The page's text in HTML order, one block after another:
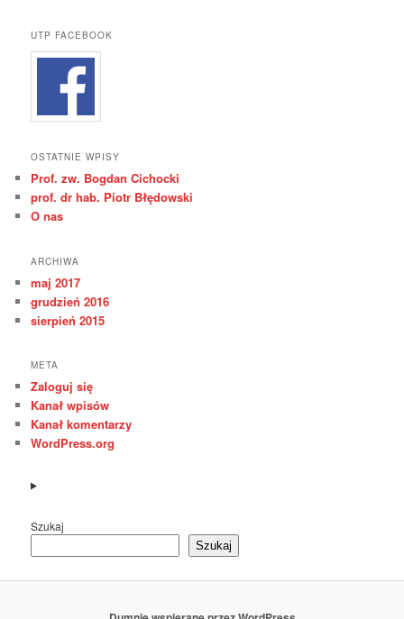
UTP FACEBOOK
OSTATNIE WPISY
Prof. zw. Bogdan Cichocki
prof. dr hab. Piotr Błędowski
O nas
ARCHIWA
maj 2017
grudzień 2016
sierpień 2015
META
Zaloguj się
Kanał wpisów
Kanał komentarzy
WordPress.org
Szukaj
Szukaj